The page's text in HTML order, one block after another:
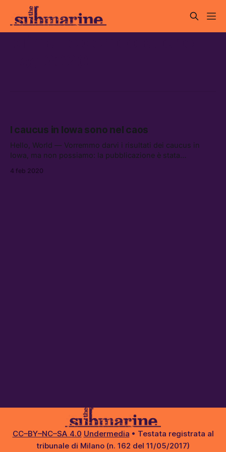
I caucus in Iowa sono nel caos
Hello, World — Vorremmo darvi i risultati dei caucus in
Iowa, ma non possiamo: la pubblicazione è stata
tecnici.”
4 feb 2020
CC–BY–NC–SA 4.0 Undermedia • Testata registrata al
tribunale di Milano (n. 162 del 11/05/2017)